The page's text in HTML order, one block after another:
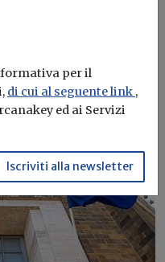
Batterie
per il
di cui al seguente link ,
ed ai Servizi
Iscriviti alla newsletter